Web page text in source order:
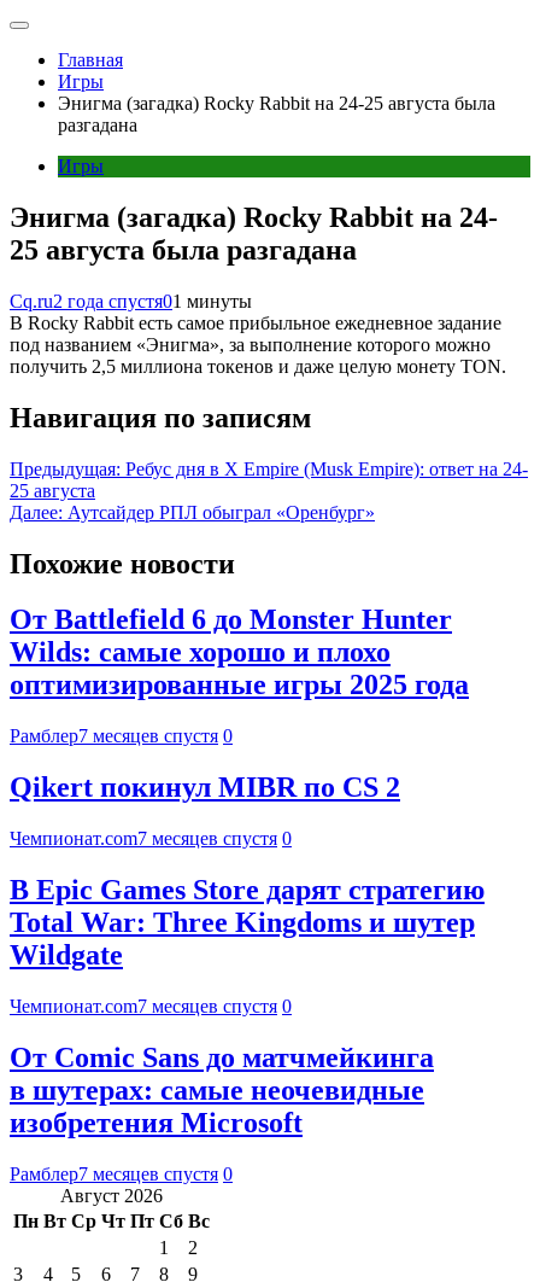
Главная
Игры
Энигма (загадка) Rocky Rabbit на 24-25 августа была
разгадана
Игры
Энигма (загадка) Rocky Rabbit на 24-
25 августа была разгадана
Cq.ru2 года спустя01 минуты
В Rocky Rabbit есть самое прибыльное ежедневное задание
под названием «Энигма», за выполнение которого можно
получить 2,5 миллиона токенов и даже целую монету TON.
Навигация по записям
Предыдущая: Ребус дня в X Empire (Musk Empire): ответ на 24-
25 августа
Далее: Аутсайдер РПЛ обыграл «Оренбург»
Похожие новости
От Battlefield 6 до Monster Hunter
Wilds: самые хорошо и плохо
оптимизированные игры 2025 года
Рамблер7 месяцев спустя 0
Qikert покинул MIBR по CS 2
Чемпионат.com7 месяцев спустя 0
В Epic Games Store дарят стратегию
Total War: Three Kingdoms и шутер
Wildgate
Чемпионат.com7 месяцев спустя 0
От Comic Sans до матчмейкинга
в шутерах: самые неочевидные
изобретения Microsoft
Рамблер7 месяцев спустя 0
Август 2026
Пн Вт Ср Чт Пт Сб Вс
1
2
3
4 5 6 7 8
9